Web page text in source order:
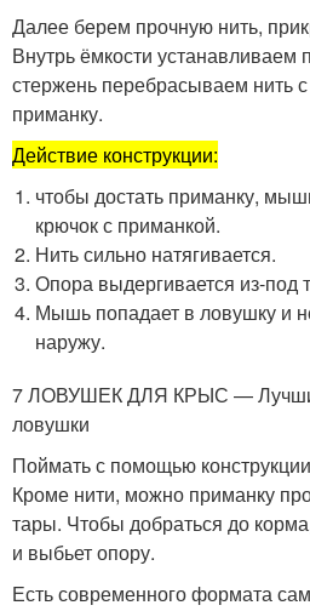
Далее берем прочную нить,
Внутрь ёмкости устанавливаем
стержень перебрасываем нить
приманку.
Действие конструкции:
чтобы достать приманку,
крючок с приманкой.
Нить сильно натягивается.
Опора выдергивается из-под
Мышь попадает в ловушку и
наружу.
7 ЛОВУШЕК ДЛЯ КРЫС —
ловушки
Поймать с помощью
Кроме нити, можно приманку
тары. Чтобы добраться до
и выбьет опору.
Есть современного формата